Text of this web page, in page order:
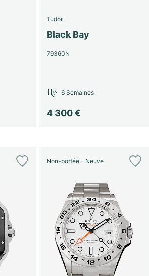
Tudor
Black Bay
79360N
4 300 €
6 Semaines
Non-portée - Neuve